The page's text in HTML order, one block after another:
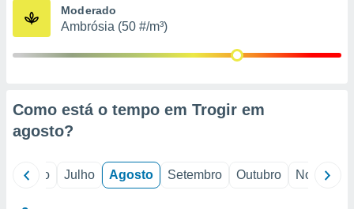
estudos
Moderado
Ambrósia (50 #/m³)
Como está o tempo em Trogir em
agosto?
Junho Julho Agosto Setembro Outubro Novembro